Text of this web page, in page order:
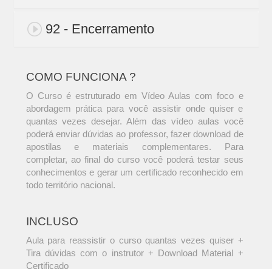
92 - Encerramento
COMO FUNCIONA ?
O Curso é estruturado em Vídeo Aulas com foco e
abordagem prática para você assistir onde quiser e
quantas vezes desejar. Além das vídeo aulas você
poderá enviar dúvidas ao professor, fazer download de
apostilas e materiais complementares. Para
completar, ao final do curso você poderá testar seus
conhecimentos e gerar um certificado reconhecido em
todo território nacional.
INCLUSO
Aula para reassistir o curso quantas vezes quiser +
Tira dúvidas com o instrutor + Download Material +
Certificado